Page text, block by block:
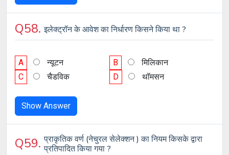
Q58.इलेक्ट्रॉन के आवेश का निर्धारण किसने किया था ?
A न्यूटन B
मिलिकान
C
चैडविक D थॉमसन
Show Answer
Q59.प्राकृतिक वर्ण (नेचुरल सेलेक्शन ) का नियम किसके द्वारा
प्रतिपादित किया गया ?